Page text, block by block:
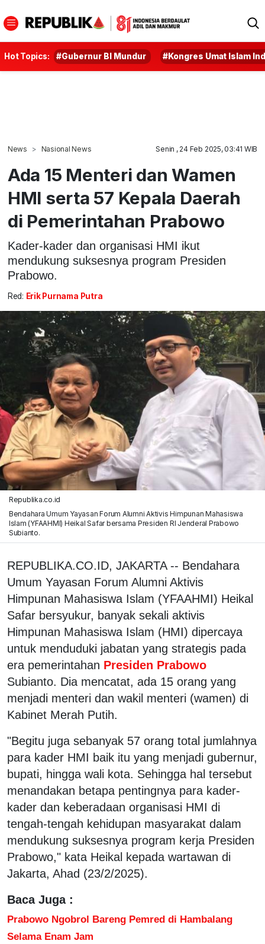
Hot Topics: #Gubernur BI Mundur #Kongres Umat Islam
News Nasional News Senin , 24 Feb 2025, 03:41 WIB
Ada 15 Menteri dan Wamen
HMI serta 57 Kepala Daerah
di Pemerintahan Prabowo
Kader-kader dan organisasi HMI ikut
mendukung suksesnya program Presiden
Prabowo.
Red: Erik Purnama Putra
Republika.co.id
Bendahara Umum Yayasan Forum Alumni Aktivis Himpunan Mahasiswa
Islam (YFAAHMI) Heikal Safar bersama Presiden RI Jenderal Prabowo
Subianto.
REPUBLIKA.CO.ID, JAKARTA -- Bendahara
Umum Yayasan Forum Alumni Aktivis
Himpunan Mahasiswa Islam (YFAAHMI) Heikal
Safar bersyukur, banyak sekali aktivis
Himpunan Mahasiswa Islam (HMI) dipercaya
untuk menduduki jabatan yang strategis pada
era pemerintahan Presiden Prabowo
Subianto. Dia mencatat, ada 15 orang yang
menjadi menteri dan wakil menteri (wamen) di
Kabinet Merah Putih.
"Begitu juga sebanyak 57 orang total jumlahnya
para kader HMI baik itu yang menjadi gubernur,
bupati, hingga wali kota. Sehingga hal tersebut
menandakan betapa pentingnya para kader-
kader dan keberadaan organisasi HMI di
tengah-tengah kehidupan masyarakat dalam
mendukung suksesnya program kerja Presiden
Prabowo," kata Heikal kepada wartawan di
Jakarta, Ahad (23/2/2025).
Baca Juga :
Prabowo Ngobrol Bareng Pemred di Hambalang
Selama Enam Jam